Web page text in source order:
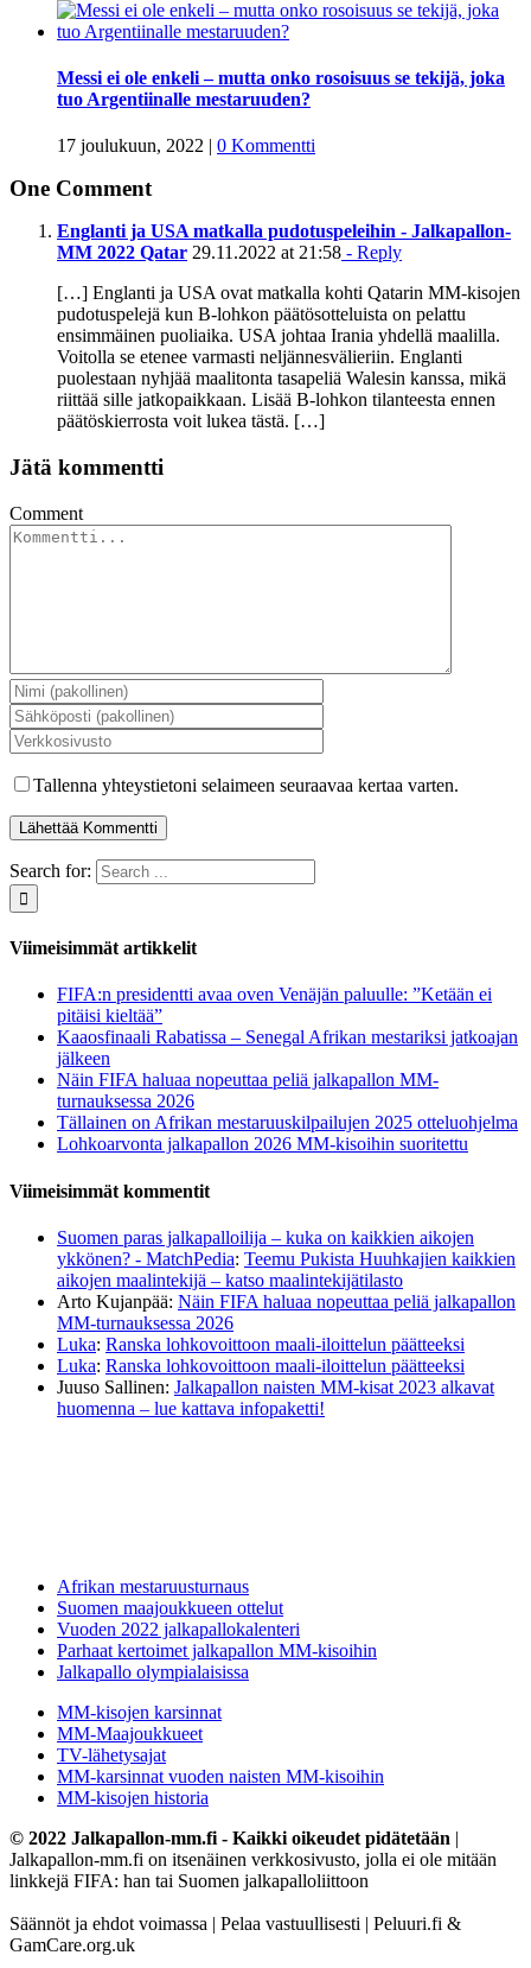
Messi ei ole enkeli – mutta onko rosoisuus se tekijä, joka
tuo Argentiinalle mestaruuden?
17 joulukuun, 2022 | 0 Kommentti
One Comment
Englanti ja USA matkalla pudotuspeleihin - Jalkapallon-
MM 2022 Qatar 29.11.2022 at 21:58 - Reply
[…] Englanti ja USA ovat matkalla kohti Qatarin MM-kisojen
pudotuspelejä kun B-lohkon päätösotteluista on pelattu
ensimmäinen puoliaika. USA johtaa Irania yhdellä maalilla.
Voitolla se etenee varmasti neljännesvälieriin. Englanti
puolestaan nyhjää maalitonta tasapeliä Walesin kanssa, mikä
riittää sille jatkopaikkaan. Lisää B-lohkon tilanteesta ennen
päätöskierrosta voit lukea tästä. […]
Jätä kommentti
Comment
Tallenna yhteystietoni selaimeen seuraavaa kertaa varten.
Search for:
Viimeisimmät artikkelit
FIFA:n presidentti avaa oven Venäjän paluulle: ”Ketään ei
pitäisi kieltää”
Kaaosfinaali Rabatissa – Senegal Afrikan mestariksi jatkoajan
jälkeen
Näin FIFA haluaa nopeuttaa peliä jalkapallon MM-
turnauksessa 2026
Tällainen on Afrikan mestaruuskilpailujen 2025 otteluohjelma
Lohkoarvonta jalkapallon 2026 MM-kisoihin suoritettu
Viimeisimmät kommentit
Suomen paras jalkapalloilija – kuka on kaikkien aikojen
ykkönen? - MatchPedia: Teemu Pukista Huuhkajien kaikkien
aikojen maalintekijä – katso maalintekijätilasto
Arto Kujanpää: Näin FIFA haluaa nopeuttaa peliä jalkapallon
MM-turnauksessa 2026
Luka: Ranska lohkovoittoon maali-iloittelun päätteeksi
Luka: Ranska lohkovoittoon maali-iloittelun päätteeksi
Juuso Sallinen: Jalkapallon naisten MM-kisat 2023 alkavat
huomenna – lue kattava infopaketti!
Afrikan mestaruusturnaus
Suomen maajoukkueen ottelut
Vuoden 2022 jalkapallokalenteri
Parhaat kertoimet jalkapallon MM-kisoihin
Jalkapallo olympialaisissa
MM-kisojen karsinnat
MM-Maajoukkueet
TV-lähetysajat
MM-karsinnat vuoden naisten MM-kisoihin
MM-kisojen historia
© 2022 Jalkapallon-mm.fi - Kaikki oikeudet pidätetään |
Jalkapallon-mm.fi on itsenäinen verkkosivusto, jolla ei ole mitään
linkkejä FIFA: han tai Suomen jalkapalloliittoon
Säännöt ja ehdot voimassa | Pelaa vastuullisesti | Peluuri.fi &
GamCare.org.uk